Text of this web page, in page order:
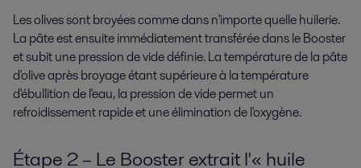
Les olives sont broyées comme dans n'importe quelle huilerie.
La pâte est ensuite immédiatement transférée dans le Booster
et subit une pression de vide définie. La température de la pâte
d'olive après broyage étant supérieure à la température
d'ébullition de l'eau, la pression de vide permet un
refroidissement rapide et une élimination de l'oxygène.
Étape 2 – Le Booster extrait l'« huile